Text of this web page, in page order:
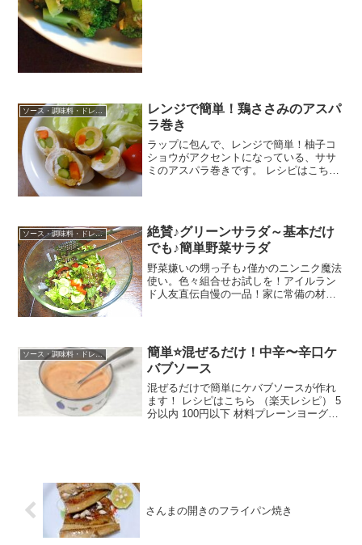
レンジで簡単！鶏ささみのアスパ
ラ巻き
ラップに包んで、レンジで簡単！柚子コ
ショウがアクセントになっている、ササ
ミのアスパラ巻きです。 レシピはこちら
ン酢☆片栗粉...
ソース・調味料・ドレッシング
絶賛♪グリーンサラダ～基本だけ
でも♪簡単野菜サラダ
野菜嫌いの甥っ子も♪僅かのニンニク魔法
使い。色々組合せお試しを！アイルラン
ド人友直伝自慢の一品！家に常備の材料
リーンレタス...
ソース・調味料・ドレッシング
簡単⭐混ぜるだけ！中辛〜辛口ケ
バブソース
混ぜるだけで簡単にケバブソースが作れ
ます！ レシピはこちら （楽天レシピ） 5
分以内 100円以下 材料プレーンヨーグル
さんまの開きのフライパン焼き